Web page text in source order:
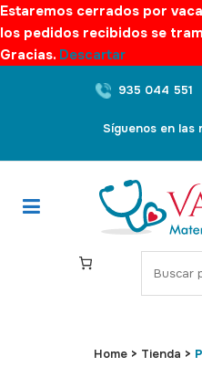
Estaremos cerrados por
los pedidos recibidos se
Gracias. Descartar
935 044 551
Síguenos en las
S
e
c
Home > Tienda >